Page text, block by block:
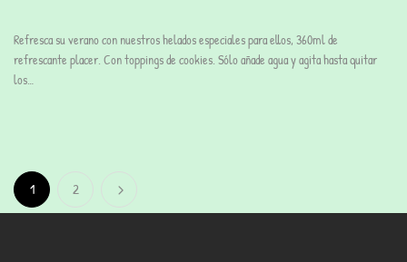
Refresca su verano con nuestros helados especiales para ellos, 360ml de
refrescante placer. Con toppings de cookies. Sólo añade agua y agita hasta quitar
los…
1 2